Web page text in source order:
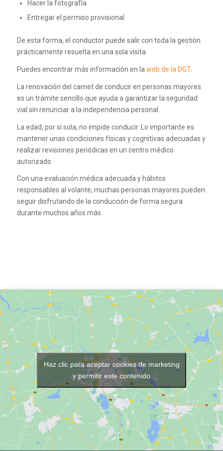
Hacer la fotografía
Entregar el permiso provisional
De esta forma, el conductor puede salir con toda la gestión
prácticamente resuelta en una sola visita.
Puedes encontrar más información en la web de la DGT.
La renovación del carnet de conducir en personas mayores
es un trámite sencillo que ayuda a garantizar la seguridad
vial sin renunciar a la independencia personal.
La edad, por sí sola, no impide conducir. Lo importante es
mantener unas condiciones físicas y cognitivas adecuadas y
realizar revisiones periódicas en un centro médico
autorizado.
Con una evaluación médica adecuada y hábitos
responsables al volante, muchas personas mayores pueden
seguir disfrutando de la conducción de forma segura
durante muchos años más.
Haz clic para aceptar cookies de marketing
y permitir este contenido